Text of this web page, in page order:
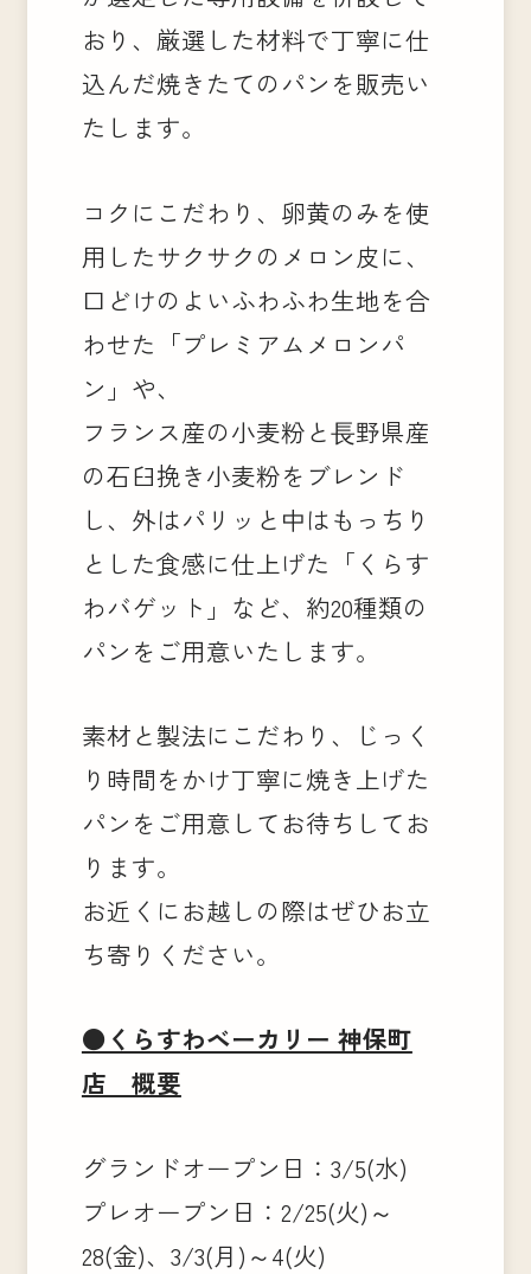
おり、厳選した材料で丁寧に仕
込んだ焼きたてのパンを販売い
たします。
コクにこだわり、卵黄のみを使
用したサクサクのメロン皮に、
口どけのよいふわふわ生地を合
わせた「プレミアムメロンパ
ン」や、
フランス産の小麦粉と⾧野県産
の石臼挽き小麦粉をブレンド
し、外はパリッと中はもっちり
とした食感に仕上げた「くらす
わバゲット」など、約20種類の
パンをご用意いたします。
素材と製法にこだわり、じっく
り時間をかけ丁寧に焼き上げた
パンをご用意してお待ちしてお
ります。
お近くにお越しの際はぜひお立
ち寄りください。
●くらすわベーカリー 神保町
店 概要
グランドオープン日：3/5(水)
プレオープン日：2/25(火)～
28(金)、3/3(月)～4(火)